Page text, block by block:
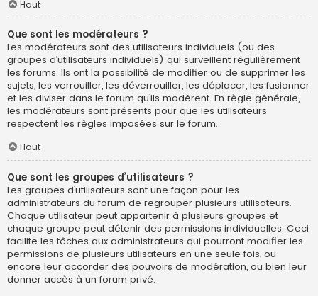
Haut
Que sont les modérateurs ?
Les modérateurs sont des utilisateurs individuels (ou des
groupes d’utilisateurs individuels) qui surveillent régulièrement
les forums. Ils ont la possibilité de modifier ou de supprimer les
sujets, les verrouiller, les déverrouiller, les déplacer, les fusionner
et les diviser dans le forum qu’ils modèrent. En règle générale,
les modérateurs sont présents pour que les utilisateurs
respectent les règles imposées sur le forum.
Haut
Que sont les groupes d’utilisateurs ?
Les groupes d’utilisateurs sont une façon pour les
administrateurs du forum de regrouper plusieurs utilisateurs.
Chaque utilisateur peut appartenir à plusieurs groupes et
chaque groupe peut détenir des permissions individuelles. Ceci
facilite les tâches aux administrateurs qui pourront modifier les
permissions de plusieurs utilisateurs en une seule fois, ou
encore leur accorder des pouvoirs de modération, ou bien leur
donner accès à un forum privé.